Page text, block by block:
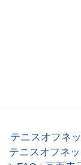
テニスオフネ
テニスオフネ